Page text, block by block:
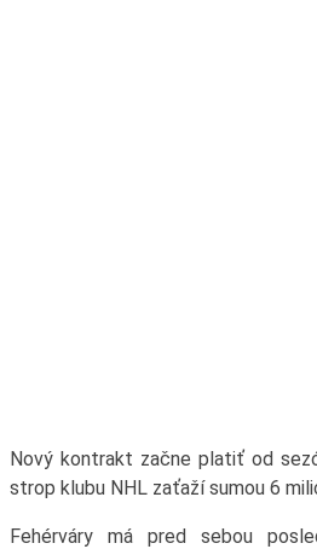
Nový kontrakt začne platiť od
strop klubu NHL zaťaží sumou 6
Fehérváry má pred sebou